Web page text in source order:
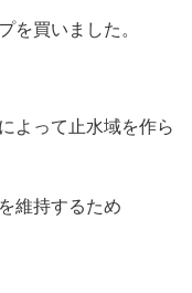
買いました。
って止水域を作ら
維持するため